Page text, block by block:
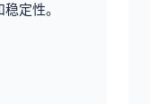
定性。